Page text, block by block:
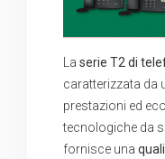
La serie T2 di
caratterizzata da
prestazioni ed
tecnologiche da
fornisce una